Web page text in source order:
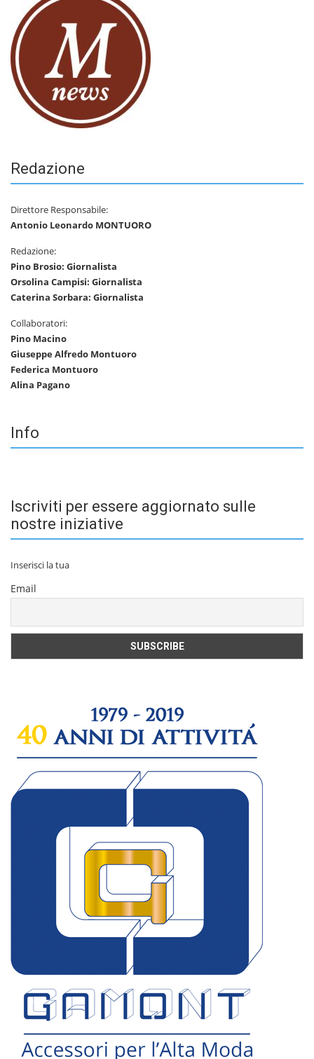
Redazione
Direttore Responsabile:
Antonio Leonardo MONTUORO
Redazione:
Pino Brosio: Giornalista
Orsolina Campisi: Giornalista
Caterina Sorbara: Giornalista
Collaboratori:
Pino Macino
Giuseppe Alfredo Montuoro
Federica Montuoro
Alina Pagano
Info
Iscriviti per essere aggiornato sulle
nostre iniziative
Inserisci la tua
Email